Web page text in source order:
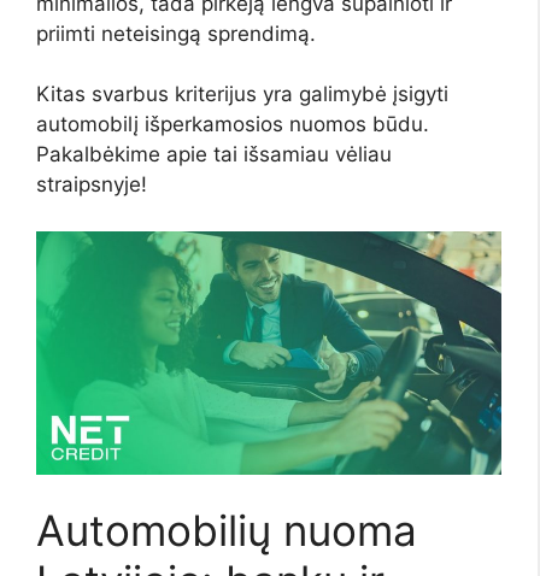
priimti neteisingą sprendimą.
Kitas svarbus kriterijus yra galimybė įsigyti
automobilį išperkamosios nuomos būdu.
Pakalbėkime apie tai išsamiau vėliau
straipsnyje!
Automobilių nuoma